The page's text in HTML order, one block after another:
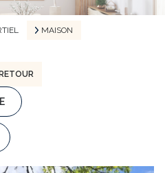
MAISON
RETOUR